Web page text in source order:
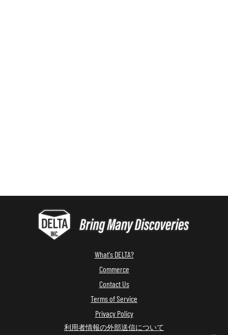
What's DELTA?
Commerce
Contact Us
Terms of Service
Privacy Policy
利用者情報の外部送信について